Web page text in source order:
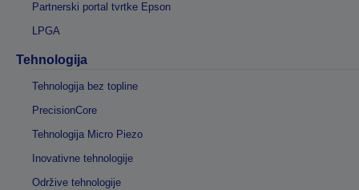
Partnerski portal tvrtke Epson
LPGA
Tehnologija
Tehnologija bez topline
PrecisionCore
Tehnologija Micro Piezo
Inovativne tehnologije
Održive tehnologije